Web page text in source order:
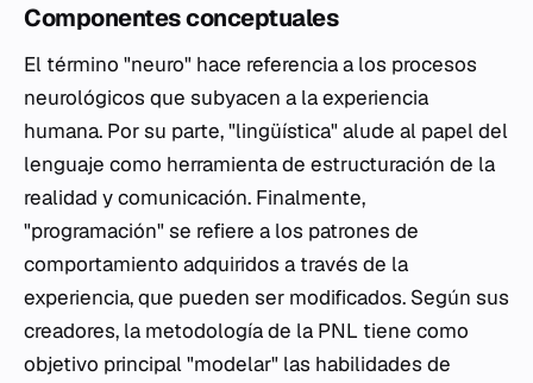
Componentes conceptuales
El término "neuro" hace referencia a los procesos
neurológicos que subyacen a la experiencia
humana. Por su parte, "lingüística" alude al papel del
lenguaje como herramienta de estructuración de la
realidad y comunicación. Finalmente,
"programación" se refiere a los patrones de
comportamiento adquiridos a través de la
experiencia, que pueden ser modificados. Según sus
creadores, la metodología de la PNL tiene como
objetivo principal "modelar" las habilidades de